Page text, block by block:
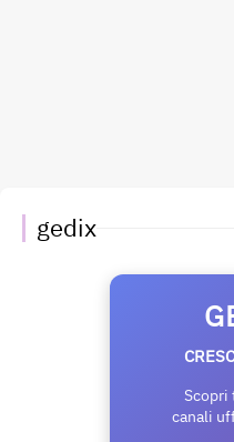
gedix
canali